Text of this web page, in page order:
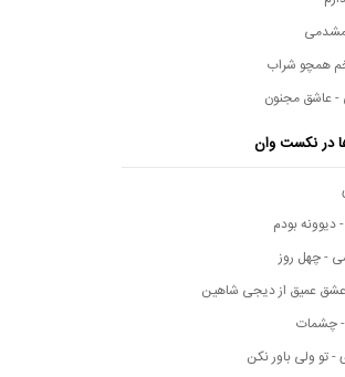
همچو شراب
- عاشق مجنون
در نکست وان
بودم
- چهل روز
عشق عمیق از دیجی شاهین
- چشمات
تو ولی باور نکن